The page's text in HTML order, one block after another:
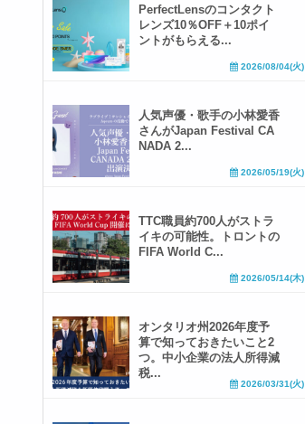
PerfectLensのコンタクト
レンズ10％OFF＋10ポイ
ントがもらえる...
2026/08/04(火)
人気声優・歌手の小林愛香
さんがJapan Festival CA
NADA 2...
2026/05/19(火)
TTC職員約700人がストラ
イキの可能性。トロントの
FIFA World C...
2026/05/14(木)
オンタリオ州2026年度予
算で知っておきたいこと2
つ。中小企業の法人所得減
税...
2026/03/31(火)